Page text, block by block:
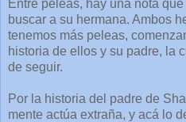
Entre peleas, hay una nota
buscar a su hermana. Ambos
tenemos más peleas,
historia de ellos y su padre, la
de seguir.
Por la historia del padre de
mente actúa extraña, y acá lo